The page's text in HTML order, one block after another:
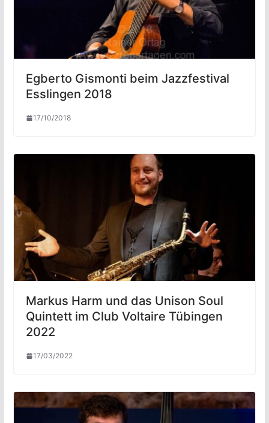
Egberto Gismonti beim Jazzfestival
Esslingen 2018
17/10/2018
Markus Harm und das Unison Soul
Quintett im Club Voltaire Tübingen
2022
17/03/2022